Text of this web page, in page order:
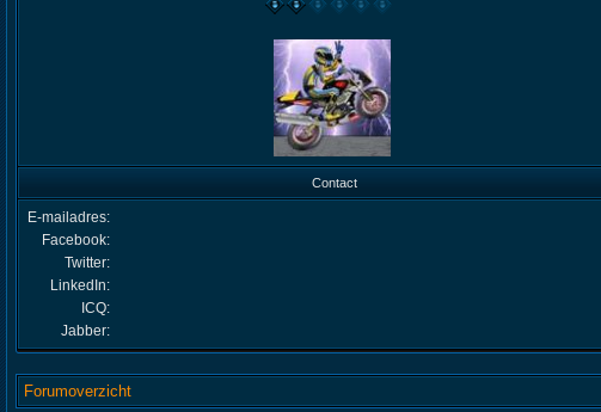
Contact
E-mailadres:
Facebook:
Twitter:
LinkedIn:
ICQ:
Jabber:
Forumoverzicht